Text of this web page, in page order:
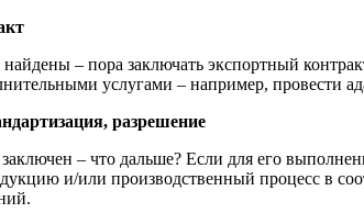
– пора заключать экспортный
услугами – например, провести
разрешение
– что дальше? Если для его
и/или производственный процесс в